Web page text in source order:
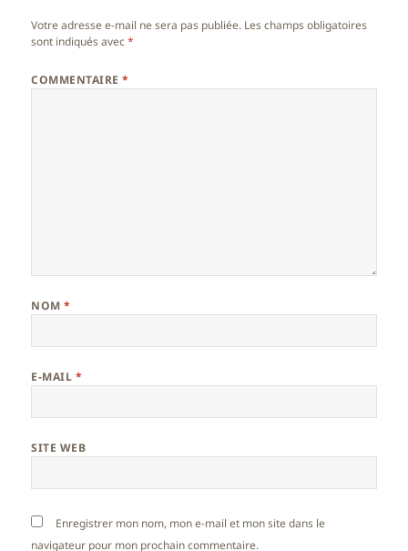
Votre adresse e-mail ne sera pas publiée. Les champs obligatoires
sont indiqués avec*
COMMENTAIRE*
NOM*
E-MAIL *
SITE WEB
Enregistrer mon nom, mon e-mail et mon site dans le
navigateur pour mon prochain commentaire.